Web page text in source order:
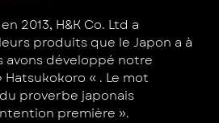
2013, H&K Co. Ltd a
produits que le Japon a à
avons développé notre
« . Le mot
proverbe japonais
première ».